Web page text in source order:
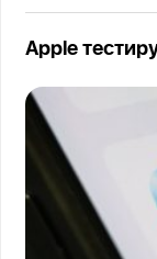
Apple